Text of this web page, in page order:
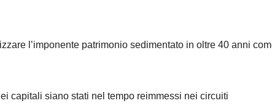
l’imponente patrimonio sedimentato in oltre 40 anni
capitali siano stati nel tempo reimmessi nei circuiti